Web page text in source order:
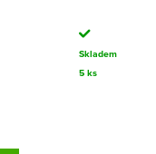
Skladem
5 ks